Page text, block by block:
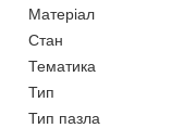
Матеріал
Стан
Тематика
Тип
Тип пазла